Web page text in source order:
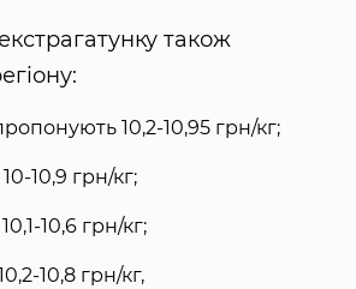
також
10,2-10,95 грн/кг;
10,9 грн/кг;
10,6 грн/кг;
10,8 грн/кг,